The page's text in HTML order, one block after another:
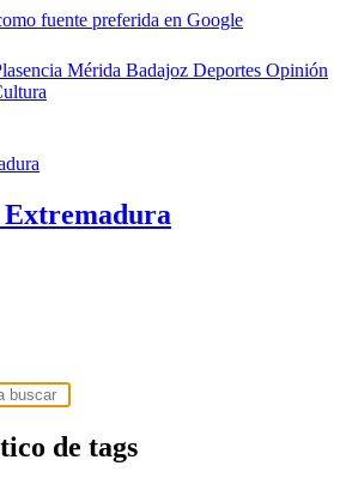
fuente preferida en Google
Mérida Badajoz Deportes Opinión
de tags